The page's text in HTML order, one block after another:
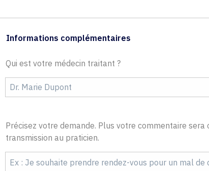
Informations complémentaires
Qui est votre médecin traitant ?
Précisez votre demande. Plus votre commentaire
transmission au praticien.